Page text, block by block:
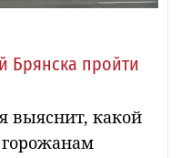
Брянска пройти
выяснит, какой